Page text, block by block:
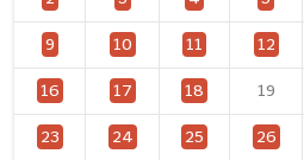
9 10 11 12
16 17 18 19
23 24 25 26